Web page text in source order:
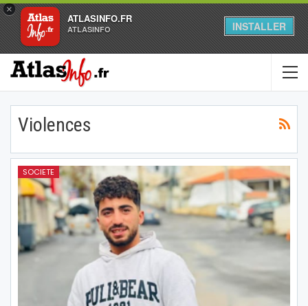
×
ATLASINFO.FR
ATLASINFO INSTALLER
Violences
SOCIETE